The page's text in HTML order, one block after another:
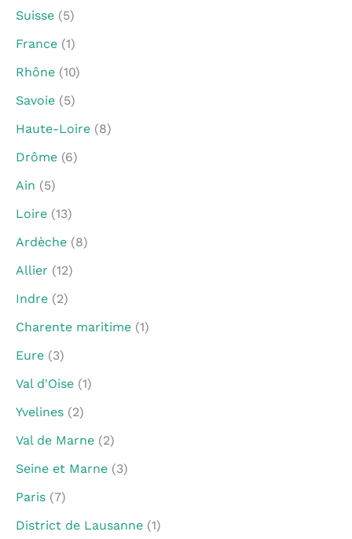
Suisse (5)
France (1)
Rhône (10)
Savoie (5)
Haute-Loire (8)
Drôme (6)
Ain (5)
Loire (13)
Ardèche (8)
Allier (12)
Indre (2)
Charente maritime (1)
Eure (3)
Val d'Oise (1)
Yvelines (2)
Val de Marne (2)
Seine et Marne (3)
Paris (7)
District de Lausanne (1)